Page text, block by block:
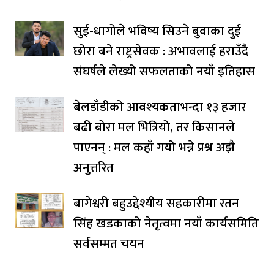
सुई-धागोले भविष्य सिउने बुवाका दुई
छोरा बने राष्ट्रसेवक : अभावलाई हराउँदै
संघर्षले लेख्यो सफलताको नयाँ इतिहास
बेलडाँडीको आवश्यकताभन्दा १३ हजार
बढी बोरा मल भित्रियो, तर किसानले
पाएनन् : मल कहाँ गयो भन्ने प्रश्न अझै
अनुत्तरित
बागेश्वरी बहुउद्देश्यीय सहकारीमा रतन
सिंह खडकाको नेतृत्वमा नयाँ कार्यसमिति
सर्वसम्मत चयन